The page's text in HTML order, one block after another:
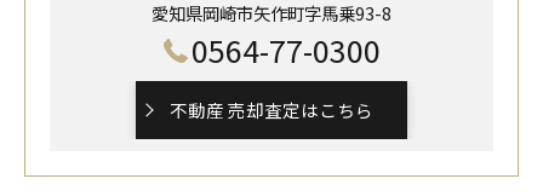
愛知県岡崎市矢作町字馬乗93-8
0564-77-0300
不動産 売却査定はこちら